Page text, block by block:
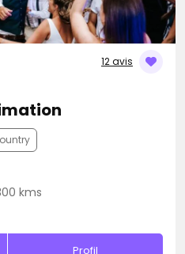
12 avis
kms
Profil